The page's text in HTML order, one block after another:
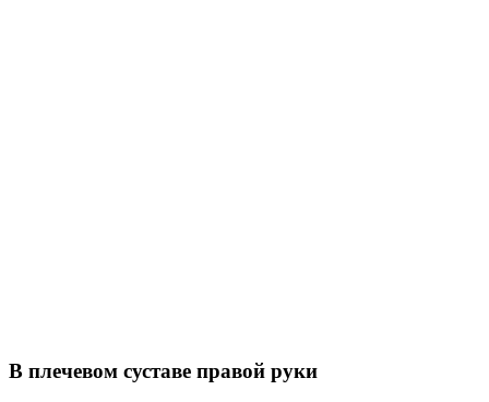
В плечевом суставе правой руки